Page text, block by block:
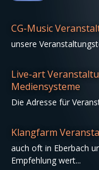
CG-Music
unsere
Live-art
Mediensysteme
Die Adresse für
Klangfarm
auch oft in Eberbach
Empfehlung wert...